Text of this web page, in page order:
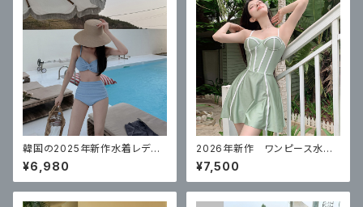
韓国の2025年新作水着レディ
ーススプリットハイウエストソリ
ッドカラー美白お腹カバービキ
ニセクシーで
¥6,980
2026年新作 ワンピース水
着 体型カバー
¥7,500